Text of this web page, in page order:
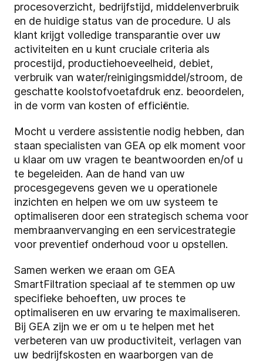
procesoverzicht, bedrijfstijd, middelenverbruik
en de huidige status van de procedure. U als
klant krijgt volledige transparantie over uw
activiteiten en u kunt cruciale criteria als
procestijd, productiehoeveelheid, debiet,
verbruik van water/reinigingsmiddel/stroom, de
geschatte koolstofvoetafdruk enz. beoordelen,
in de vorm van kosten of efficiëntie.
Mocht u verdere assistentie nodig hebben, dan
staan specialisten van GEA op elk moment voor
u klaar om uw vragen te beantwoorden en/of u
te begeleiden. Aan de hand van uw
procesgegevens geven we u operationele
inzichten en helpen we om uw systeem te
optimaliseren door een strategisch schema voor
membraanvervanging en een servicestrategie
voor preventief onderhoud voor u opstellen.
Samen werken we eraan om GEA
SmartFiltration speciaal af te stemmen op uw
specifieke behoeften, uw proces te
optimaliseren en uw ervaring te maximaliseren.
Bij GEA zijn we er om u te helpen met het
verbeteren van uw productiviteit, verlagen van
uw bedrijfskosten en waarborgen van de